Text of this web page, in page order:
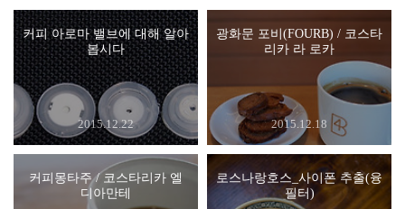
커피 아로마 밸브에 대해 알아
봅시다
2015.12.22
광화문 포비(FOURB) / 코스타
리카 라 로카
2015.12.18
커피몽타주 / 코스타리카 엘
디아만테
로스나랑호스_사이폰 추출(융
필터)